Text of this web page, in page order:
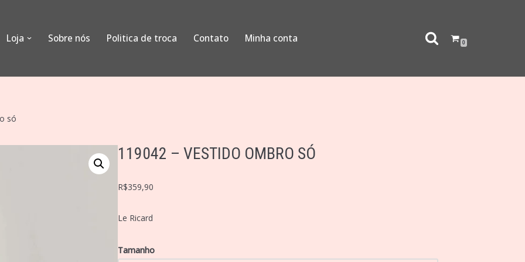
Loja Sobre nós Politica de troca Contato Minha conta 0
só
119042 – VESTIDO OMBRO SÓ
R$359,90
Le Ricard
Tamanho